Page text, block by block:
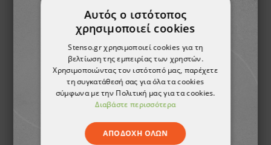
Θερμικά γάντια με επικάλυψη λατέξ AVALANGE
4,02 €
Αυτός ο ιστότοπος
χρησιμοποιεί cookies
Stenso.gr χρησιμοποιεί cookies για τη
βελτίωση της εμπειρίας των χρηστών.
Χρησιμοποιώντας τον ιστότοπό μας, παρέχετε
τη συγκατάθεσή σας για όλα τα cookies
σύμφωνα με την Πολιτική μας για τα cookies.
Διαβάστε περισσότερα
ΑΠΟΔΟΧΉ ΌΛΩΝ